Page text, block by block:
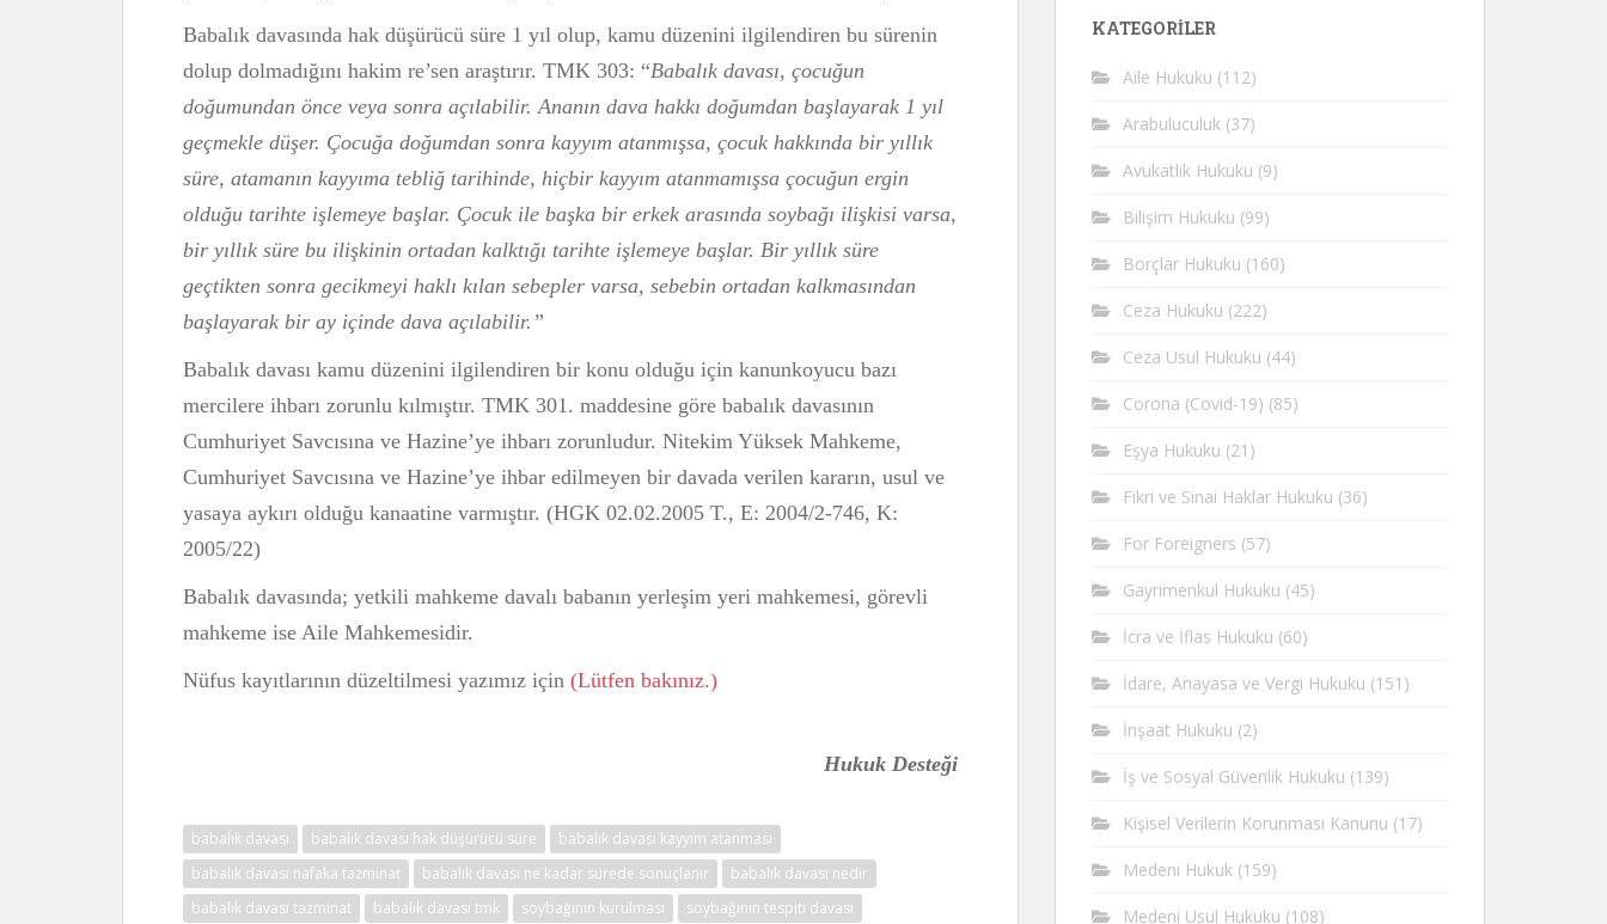
Babalık davasında hak düşürücü süre 1 yıl olup, kamu düzenini ilgilendiren bu sürenin
dolup dolmadığını hakim re’sen araştırır. TMK 303: “Babalık davası, çocuğun
doğumundan önce veya sonra açılabilir. Ananın dava hakkı doğumdan başlayarak 1 yıl
geçmekle düşer. Çocuğa doğumdan sonra kayyım atanmışsa, çocuk hakkında bir yıllık
süre, atamanın kayyıma tebliğ tarihinde, hiçbir kayyım atanmamışsa çocuğun ergin
olduğu tarihte işlemeye başlar. Çocuk ile başka bir erkek arasında soybağı ilişkisi varsa,
bir yıllık süre bu ilişkinin ortadan kalktığı tarihte işlemeye başlar. Bir yıllık süre
geçtikten sonra gecikmeyi haklı kılan sebepler varsa, sebebin ortadan kalkmasından
başlayarak bir ay içinde dava açılabilir.”
Babalık davası kamu düzenini ilgilendiren bir konu olduğu için kanunkoyucu bazı
mercilere ihbarı zorunlu kılmıştır. TMK 301. maddesine göre babalık davasının
Cumhuriyet Savcısına ve Hazine’ye ihbarı zorunludur. Nitekim Yüksek Mahkeme,
Cumhuriyet Savcısına ve Hazine’ye ihbar edilmeyen bir davada verilen kararın, usul ve
yasaya aykırı olduğu kanaatine varmıştır. (HGK 02.02.2005 T., E: 2004/2-746, K:
2005/22)
Babalık davasında; yetkili mahkeme davalı babanın yerleşim yeri mahkemesi, görevli
mahkeme ise Aile Mahkemesidir.
Nüfus kayıtlarının düzeltilmesi yazımız için (Lütfen bakınız.)
Hukuk Desteği
babalık davası babalık davası hak düşürücü süre
babalık davası kayyım atanması
babalık davası nafaka tazminat
babalık davası ne kadar sürede sonuçlanır
babalık davası nedir
babalık davası tazminat
babalık davası tmk soybağının kurulması soybağının tespiti davası
KATEGORİLER
Aile Hukuku (112)
Arabuluculuk (37)
Avukatlık Hukuku (9)
Bilişim Hukuku (99)
Borçlar Hukuku (160)
Ceza Hukuku (222)
Ceza Usul Hukuku (44)
Corona (Covid-19) (85)
Eşya Hukuku (21)
Fikri ve Sinai Haklar Hukuku (36)
For Foreigners (57)
Gayrimenkul Hukuku (45)
İcra ve İflas Hukuku (60)
İdare, Anayasa ve Vergi Hukuku (151)
İnşaat Hukuku (2)
İş ve Sosyal Güvenlik Hukuku (139)
Kişisel Verilerin Korunması Kanunu (17)
Medeni Hukuk (159)
Medeni Usul Hukuku (108)